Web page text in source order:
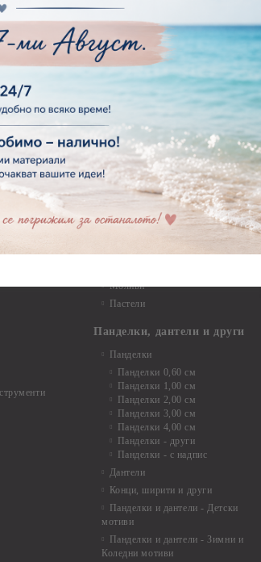
,транспорт
бебешки
Макраме Основи - над 15,00 см
Макраме - Други материали
Опаковки
Мебелен обков и аксесоари
Дръжки
Закачалки
Крака за мебели
Други аксесоари, материали и
инструменти
Моливи, маркери, химикали,
пастели и восъци
Моливи
Пастели
Панделки, дантели и други
Панделки
Панделки 0,60 см
Панделки 1,00 см
Панделки 2,00 см
Панделки 3,00 см
Панделки 4,00 см
Панделки - други
Панделки - с надпис
Дантели
Конци, ширити и други
Панделки и дантели - Детски
мотиви
Панделки и дантели - Зимни и
Коледни мотиви